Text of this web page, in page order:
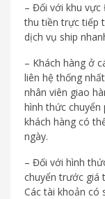
– Đối với khu
thu tiền trực tiếp
dịch vụ ship
– Khách hàng ở
liên hệ thống
nhân viên giao
hình thức chuyển
khách hàng có
ngày.
– Đối với hình
chuyển trước giá
Các tài khoản có